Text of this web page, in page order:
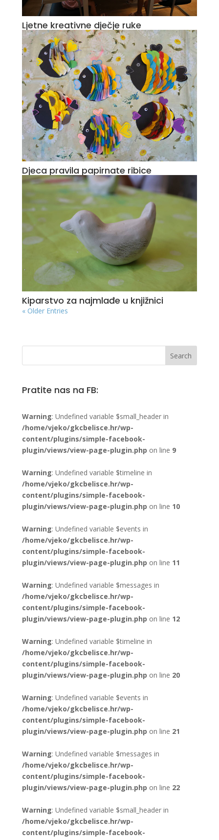
Ljetne kreativne dječje ruke
Djeca pravila papirnate ribice
Kiparstvo za najmlađe u knjižnici
« Older Entries
Pratite nas na FB:
Warning: Undefined variable $small_header in
/home/vjeko/gkcbelisce.hr/wp-
content/plugins/simple-facebook-
plugin/views/view-page-plugin.php on line 9
Warning: Undefined variable $timeline in
/home/vjeko/gkcbelisce.hr/wp-
content/plugins/simple-facebook-
plugin/views/view-page-plugin.php on line 10
Warning: Undefined variable $events in
/home/vjeko/gkcbelisce.hr/wp-
content/plugins/simple-facebook-
plugin/views/view-page-plugin.php on line 11
Warning: Undefined variable $messages in
/home/vjeko/gkcbelisce.hr/wp-
content/plugins/simple-facebook-
plugin/views/view-page-plugin.php on line 12
Warning: Undefined variable $timeline in
/home/vjeko/gkcbelisce.hr/wp-
content/plugins/simple-facebook-
plugin/views/view-page-plugin.php on line 20
Warning: Undefined variable $events in
/home/vjeko/gkcbelisce.hr/wp-
content/plugins/simple-facebook-
plugin/views/view-page-plugin.php on line 21
Warning: Undefined variable $messages in
/home/vjeko/gkcbelisce.hr/wp-
content/plugins/simple-facebook-
plugin/views/view-page-plugin.php on line 22
Warning: Undefined variable $small_header in
/home/vjeko/gkcbelisce.hr/wp-
content/plugins/simple-facebook-